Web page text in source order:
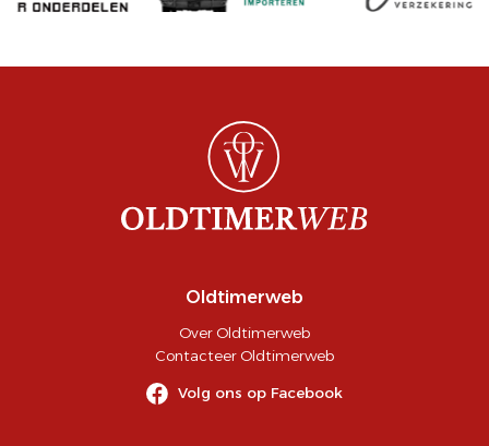
Oldtimerweb
Over Oldtimerweb
Contacteer Oldtimerweb
Volg ons op Facebook